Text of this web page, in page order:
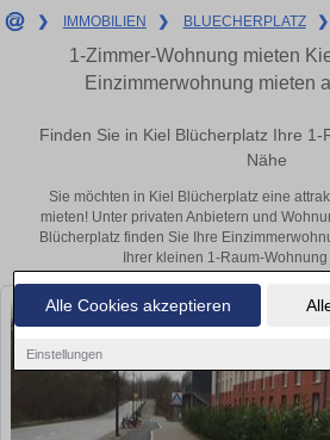
Alle Cookies akzeptieren
Einstellungen
❯ IMMOBILIEN ❯ BLUECHERPLATZ ❯
1-Zimmer-Wohnung mieten
Einzimmerwohnung mieten
Finden Sie in Kiel Blücherplatz Ihre
Nähe
Sie möchten in Kiel Blücherplatz eine
mieten! Unter privaten Anbietern und
Blücherplatz finden Sie Ihre
Ihrer kleinen 1-Raum-